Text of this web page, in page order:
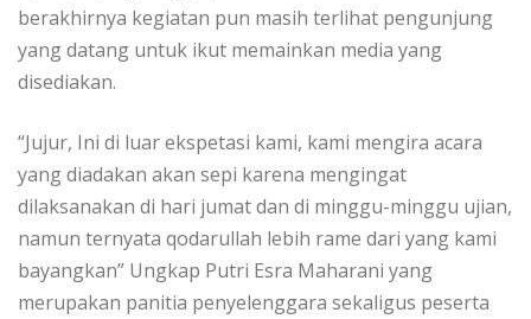
berakhirnya kegiatan pun masih terlihat pengunjung
yang datang untuk ikut memainkan media yang
disediakan.
“Jujur, Ini di luar ekspetasi kami, kami mengira acara
yang diadakan akan sepi karena mengingat
dilaksanakan di hari jumat dan di minggu-minggu ujian,
namun ternyata qodarullah lebih rame dari yang kami
bayangkan” Ungkap Putri Esra Maharani yang
merupakan panitia penyelenggara sekaligus peserta